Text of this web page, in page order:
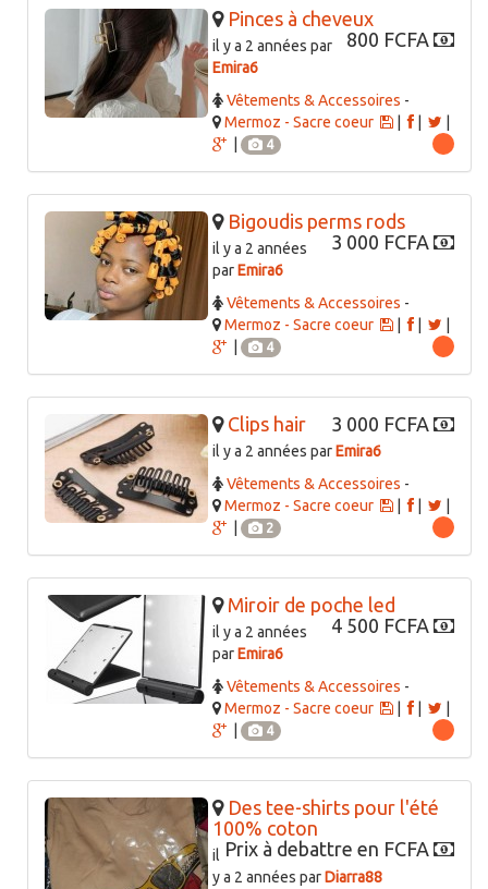
Pinces à cheveux
800 FCFA
il y a 2 années par
Emira6
Vêtements & Accessoires -
Mermoz - Sacre coeur
|
4
Bigoudis perms rods
3 000 FCFA
il y a 2 années
parEmira6
Vêtements & Accessoires -
Mermoz - Sacre coeur
|
4
Clips hair 3 000 FCFA
il y a 2 années parEmira6
Vêtements & Accessoires -
Mermoz - Sacre coeur
|
2
Miroir de poche led
4 500 FCFA
il y a 2 années
parEmira6
Vêtements & Accessoires -
Mermoz - Sacre coeur
|
4
Des tee-shirts pour l'été
100% coton
Prix à debattre en FCFA
il
y a 2 années parDiarra88